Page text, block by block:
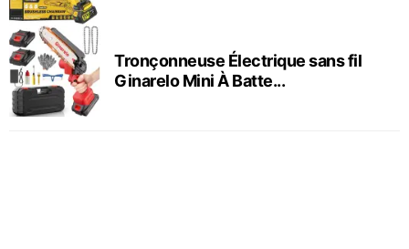
Tronçonneuse Électrique sans fil
Ginarelo Mini À Batte...